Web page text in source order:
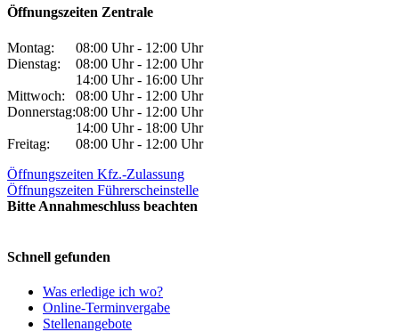
Öffnungszeiten Zentrale
Montag:
08:00 Uhr - 12:00 Uhr
Dienstag:
08:00 Uhr - 12:00 Uhr
14:00 Uhr - 16:00 Uhr
Mittwoch:
08:00 Uhr - 12:00 Uhr
Donnerstag:08:00 Uhr - 12:00 Uhr
14:00 Uhr - 18:00 Uhr
Freitag:
08:00 Uhr - 12:00 Uhr
Öffnungszeiten Kfz.-Zulassung
Öffnungszeiten Führerscheinstelle
Bitte Annahmeschluss beachten
Schnell gefunden
Was erledige ich wo?
Online-Terminvergabe
Stellenangebote